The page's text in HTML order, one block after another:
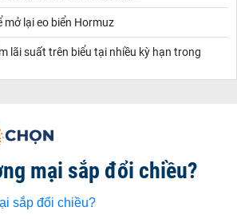
mở lại eo biển Hormuz
lãi suất trên biểu tại nhiều kỳ hạn trong
mại sắp đổi chiều?